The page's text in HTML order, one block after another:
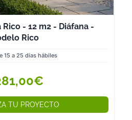
Rico - 12 m2 - Diáfana -
Rico
15 a 25 días hábiles
TU PROYECTO